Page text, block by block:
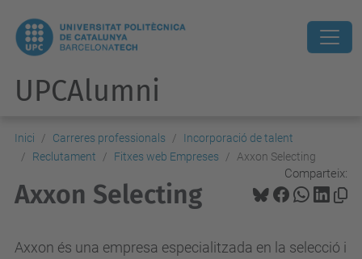
UPCAlumni
Inici Carreres professionals
Incorporació de talent
Reclutament
Fitxes web Empreses Axxon Selecting
Comparteix:
Axxon Selecting
Axxon és una empresa especialitzada en la selecció i